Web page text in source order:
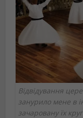
Відвідування
занурило мене в
зачаровану їх